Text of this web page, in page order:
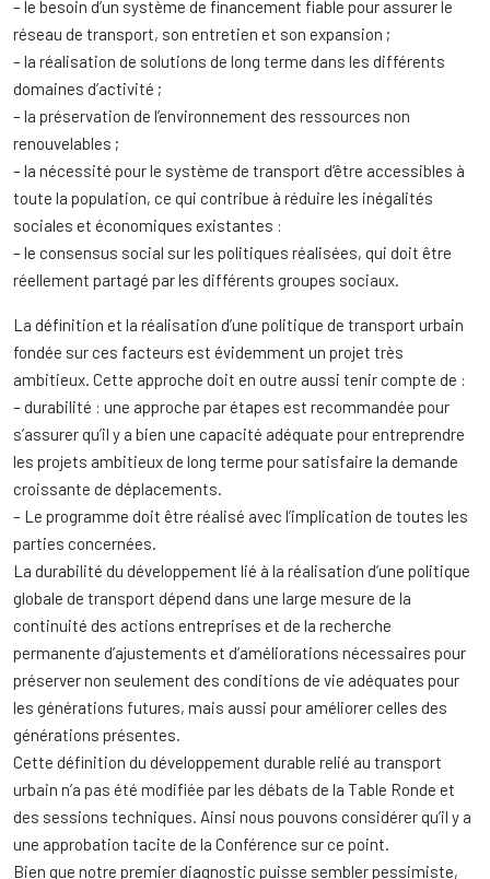
– le besoin d’un système de financement fiable pour assurer le
réseau de transport, son entretien et son expansion ;
– la réalisation de solutions de long terme dans les différents
domaines d’activité ;
– la préservation de l’environnement des ressources non
renouvelables ;
– la nécessité pour le système de transport d’être accessibles à
toute la population, ce qui contribue à réduire les inégalités
sociales et économiques existantes :
– le consensus social sur les politiques réalisées, qui doit être
réellement partagé par les différents groupes sociaux.
La définition et la réalisation d’une politique de transport urbain
fondée sur ces facteurs est évidemment un projet très
ambitieux. Cette approche doit en outre aussi tenir compte de :
– durabilité : une approche par étapes est recommandée pour
s’assurer qu’il y a bien une capacité adéquate pour entreprendre
les projets ambitieux de long terme pour satisfaire la demande
croissante de déplacements.
– Le programme doit être réalisé avec l’implication de toutes les
parties concernées.
La durabilité du développement lié à la réalisation d’une politique
globale de transport dépend dans une large mesure de la
continuité des actions entreprises et de la recherche
permanente d’ajustements et d’améliorations nécessaires pour
préserver non seulement des conditions de vie adéquates pour
les générations futures, mais aussi pour améliorer celles des
générations présentes.
Cette définition du développement durable relié au transport
urbain n’a pas été modifiée par les débats de la Table Ronde et
des sessions techniques. Ainsi nous pouvons considérer qu’il y a
une approbation tacite de la Conférence sur ce point.
Bien que notre premier diagnostic puisse sembler pessimiste,